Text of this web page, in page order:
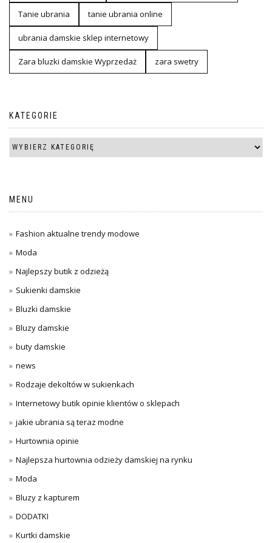
Tanie ubrania tanie ubrania online
ubrania damskie sklep internetowy
Zara bluzki damskie Wyprzedaż zara swetry
KATEGORIE
MENU
Fashion aktualne trendy modowe
Moda
Najlepszy butik z odzieżą
Sukienki damskie
Bluzki damskie
Bluzy damskie
buty damskie
news
Rodzaje dekoltów w sukienkach
Internetowy butik opinie klientów o sklepach
jakie ubrania są teraz modne
Hurtownia opinie
Najlepsza hurtownia odzieży damskiej na rynku
Moda
Bluzy z kapturem
DODATKI
Kurtki damskie